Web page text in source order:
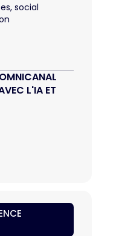
social
L'IA ET